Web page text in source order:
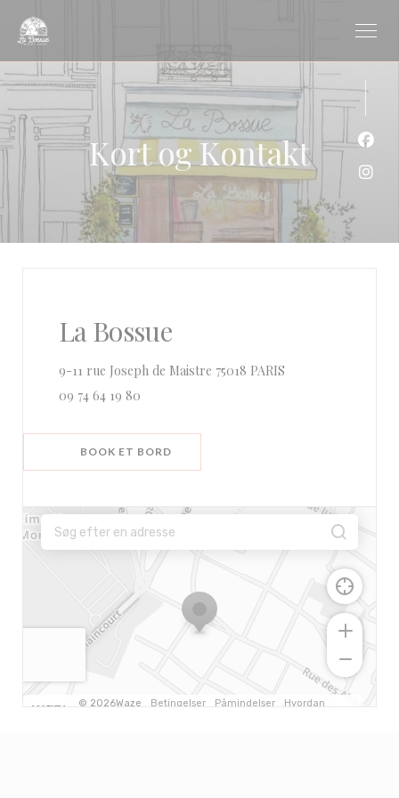
Kort og Kontakt
La Bossue
9-11 rue Joseph de Maistre 75018 PARIS
09 74 64 19 80
BOOK ET BORD